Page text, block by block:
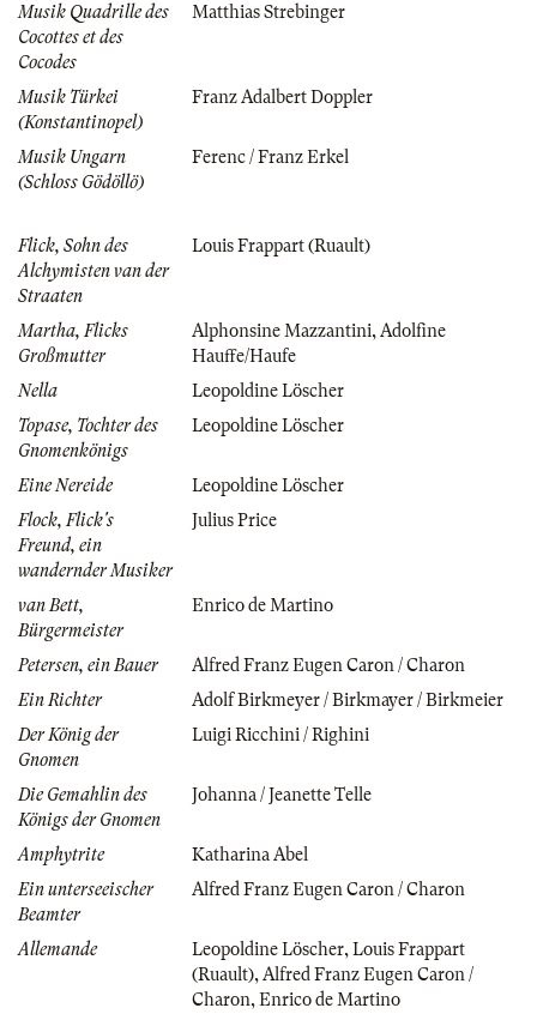
Musik Quadrille des
Cocottes et des
Cocodes
Matthias Strebinger
Musik Türkei
(Konstantinopel)
Franz Adalbert Doppler
Musik Ungarn
(Schloss Gödöllö)
Ferenc / Franz Erkel
Flick, Sohn des
Alchymisten van der
Straaten
Louis Frappart (Ruault)
Martha, Flicks
Großmutter
Alphonsine Mazzantini, Adolfine
Hauffe/Haufe
Nella
Leopoldine Löscher
Topase, Tochter des
Gnomenkönigs
Leopoldine Löscher
Eine Nereide
Leopoldine Löscher
Flock, Flick's
Freund, ein
wandernder Musiker
Julius Price
van Bett,
Bürgermeister
Enrico de Martino
Petersen, ein Bauer
Alfred Franz Eugen Caron / Charon
Ein Richter
Adolf Birkmeyer / Birkmayer / Birkmeier
Der König der
Gnomen
Luigi Ricchini / Righini
Die Gemahlin des
Königs der Gnomen
Johanna / Jeanette Telle
Amphytrite
Katharina Abel
Ein unterseeischer
Beamter
Alfred Franz Eugen Caron / Charon
Allemande Leopoldine Löscher, Louis Frappart
(Ruault), Alfred Franz Eugen Caron /
Charon, Enrico de Martino